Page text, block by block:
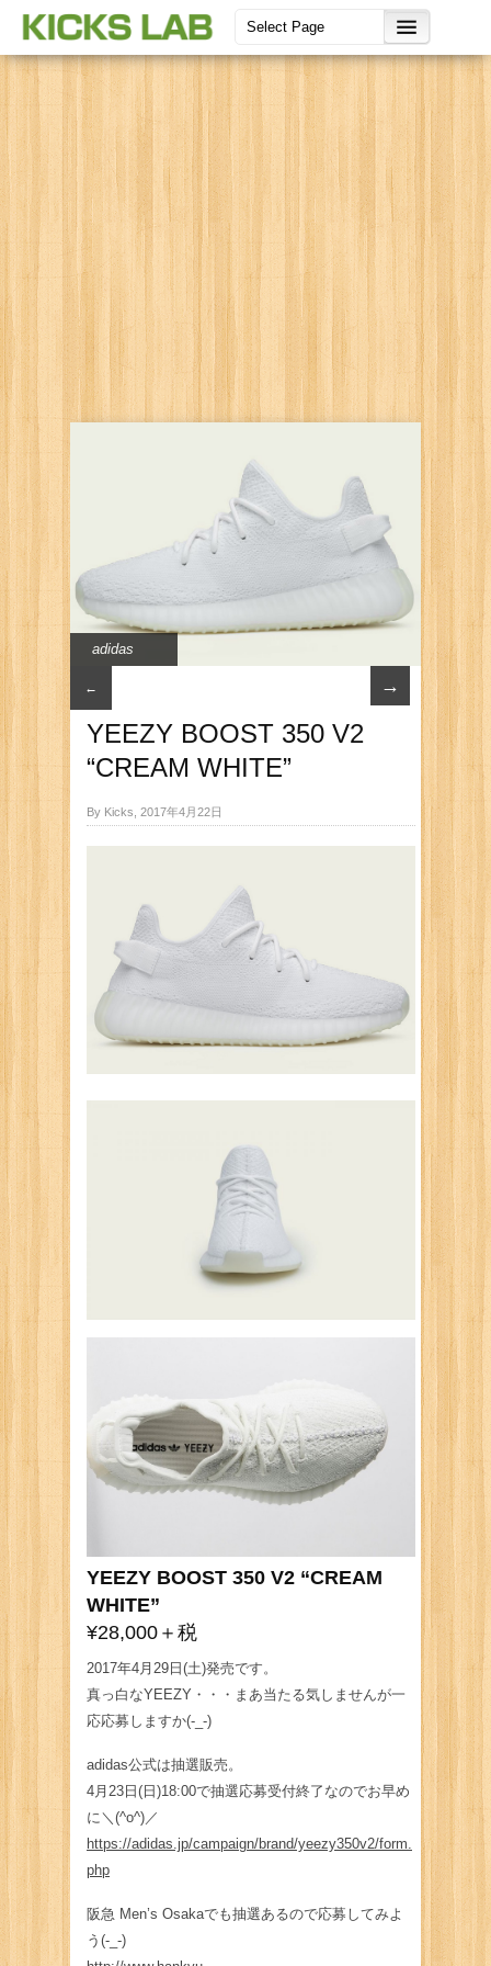
adidas
← →
YEEZY BOOST 350 V2
“CREAM WHITE”
By Kicks, 2017年4月22日
YEEZY BOOST 350 V2 “CREAM
WHITE”
¥28,000＋税
2017年4月29日(土)発売です。
真っ白なYEEZY・・・まあ当たる気しませんが一
応応募しますか(-_-)
adidas公式は抽選販売。
4月23日(日)18:00で抽選応募受付終了なのでお早め
に＼(^o^)／
https://adidas.jp/campaign/brand/yeezy350v2/form.
php
阪急 Men’s Osakaでも抽選あるので応募してみよ
う(-_-)